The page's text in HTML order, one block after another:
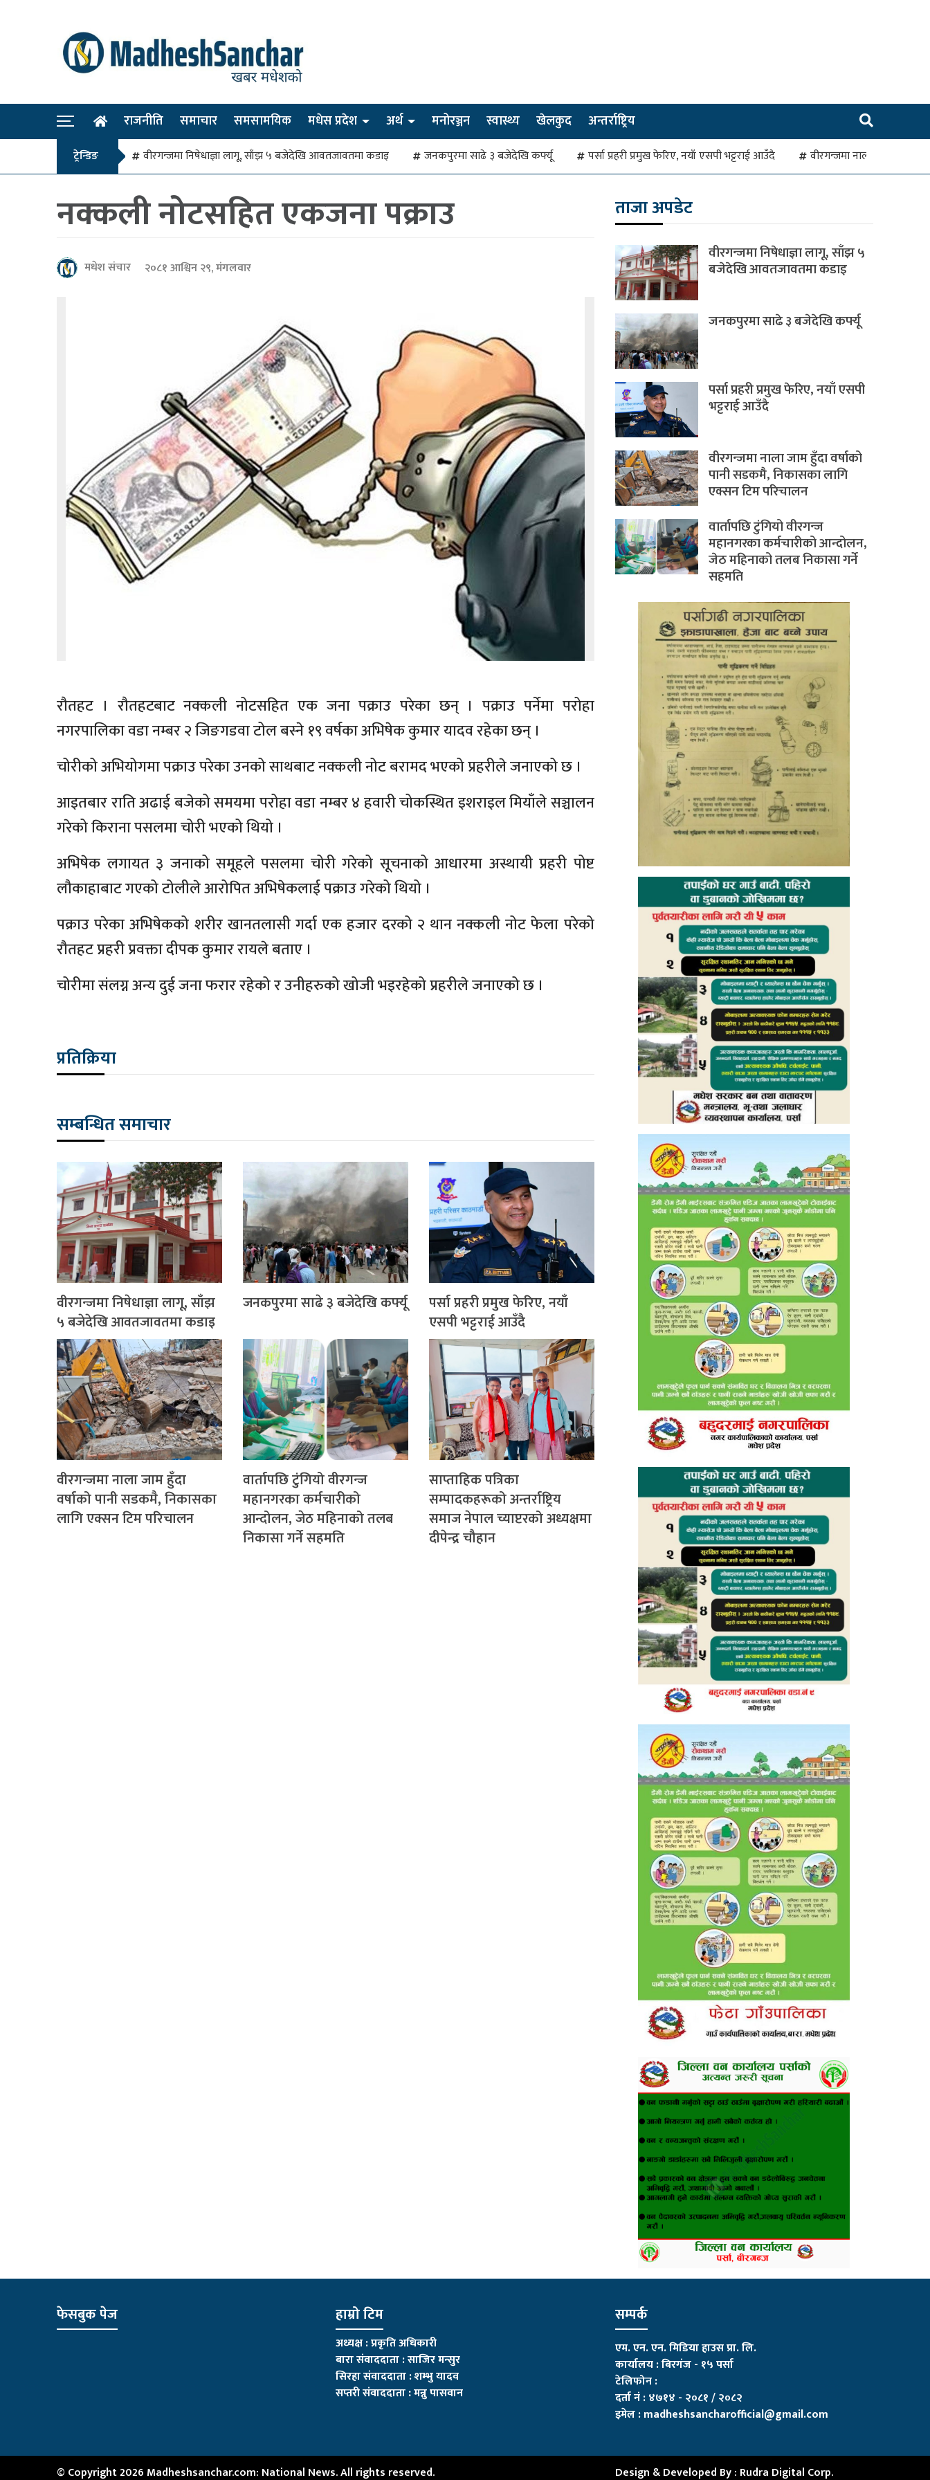
राजनीति समाचार समसामयिक मधेस प्रदेश अर्थ मनोरञ्जन स्वास्थ्य खेलकुद अन्तर्राष्ट्रिय
ट्रेन्डिङ वीरगन्जमा निषेधाज्ञा लागू, साँझ ५ बजेदेखि आवतजावतमा कडाइ जनकपुरमा साढे ३ बजेदेखि कर्फ्यू पर्सा प्रहरी प्रमुख फेरिए, नयाँ एसपी भट्टराई आउँदै वीरगन्जमा नाला जाम हुँदा
नक्कली नोटसहित एकजना पक्राउ
मधेश संचार २०८१ आश्विन २९, मंगलवार
रौतहट । रौतहटबाट नक्कली नोटसहित एक जना पक्राउ परेका छन् । पक्राउ पर्नेमा परोहा
नगरपालिका वडा नम्बर २ जिङगडवा टोल बस्ने १९ वर्षका अभिषेक कुमार यादव रहेका छन् ।
चोरीको अभियोगमा पक्राउ परेका उनको साथबाट नक्कली नोट बरामद भएको प्रहरीले जनाएको छ ।
आइतबार राति अढाई बजेको समयमा परोहा वडा नम्बर ४ हवारी चोकस्थित इशराइल मियाँले सञ्चालन
गरेको किराना पसलमा चोरी भएको थियो ।
अभिषेक लगायत ३ जनाको समूहले पसलमा चोरी गरेको सूचनाको आधारमा अस्थायी प्रहरी पोष्ट
लौकाहाबाट गएको टोलीले आरोपित अभिषेकलाई पक्राउ गरेको थियो ।
पक्राउ परेका अभिषेकको शरीर खानतलासी गर्दा एक हजार दरको २ थान नक्कली नोट फेला परेको
रौतहट प्रहरी प्रवक्ता दीपक कुमार रायले बताए ।
चोरीमा संलग्न अन्य दुई जना फरार रहेको र उनीहरुको खोजी भइरहेको प्रहरीले जनाएको छ ।
प्रतिक्रिया
सम्बन्धित समाचार
वीरगन्जमा निषेधाज्ञा लागू, साँझ
५ बजेदेखि आवतजावतमा कडाइ
जनकपुरमा साढे ३ बजेदेखि कर्फ्यू
पर्सा प्रहरी प्रमुख फेरिए, नयाँ
एसपी भट्टराई आउँदै
वीरगन्जमा नाला जाम हुँदा
वर्षाको पानी सडकमै, निकासका
लागि एक्सन टिम परिचालन
वार्तापछि टुंगियो वीरगन्ज
महानगरका कर्मचारीको
आन्दोलन, जेठ महिनाको तलब
निकासा गर्ने सहमति
साप्ताहिक पत्रिका
सम्पादकहरूको अन्तर्राष्ट्रिय
समाज नेपाल च्याप्टरको अध्यक्षमा
दीपेन्द्र चौहान
ताजा अपडेट
वीरगन्जमा निषेधाज्ञा लागू, साँझ ५
बजेदेखि आवतजावतमा कडाइ
जनकपुरमा साढे ३ बजेदेखि कर्फ्यू
पर्सा प्रहरी प्रमुख फेरिए, नयाँ एसपी
भट्टराई आउँदै
वीरगन्जमा नाला जाम हुँदा वर्षाको
पानी सडकमै, निकासका लागि
एक्सन टिम परिचालन
वार्तापछि टुंगियो वीरगन्ज
महानगरका कर्मचारीको आन्दोलन,
जेठ महिनाको तलब निकासा गर्ने
सहमति
फेसबुक पेज हाम्रो टिम
अध्यक्ष : प्रकृति अधिकारी
बारा संवाददाता : साजिर मन्सुर
सिरहा संवाददाता : शम्भु यादव
सप्तरी संवाददाता:मन्नु पासवान
सम्पर्क
एम. एन. एन. मिडिया हाउस प्रा. लि.
कार्यालय : बिरगंज - १५ पर्सा
टेलिफोन :
दर्ता नं : ४७१४ - २०८१ / २०८२
इमेल :madheshsancharofficial@gmail.com
© Copyright 2026 Madheshsanchar.com: National News. All rights reserved. Design & Developed By : Rudra Digital Corp.